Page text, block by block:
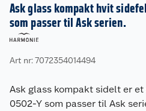
Ask glass kompakt hvit
som passer til Ask serien.
Art nr: 7072354014494
Ask glass kompakt sidelt er
0502-Y som passer til Ask